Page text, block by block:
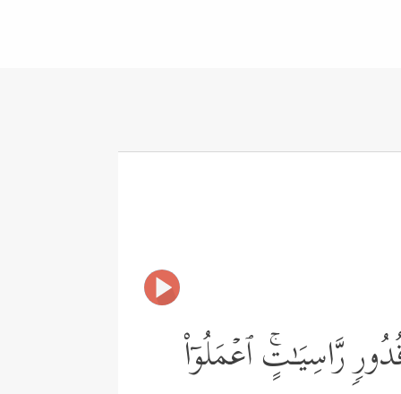
رَّاسِیَـٰتٍۚ ٱعۡمَلُوۤاْ